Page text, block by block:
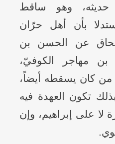
حديثه، وهو ساقط
بأن أهل حرّان
عن الحسن بن
بن مهاجر الكوفيّ،
كان يسقطه أيضاً،
تكون العهدة فيه
على إبراهيم، وإن